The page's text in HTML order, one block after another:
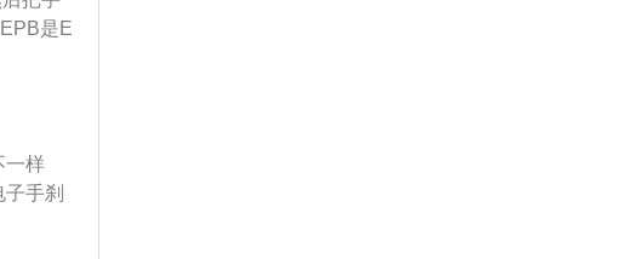
是E
械杠
把传
，在
可调
它会自
一样
手刹
系统